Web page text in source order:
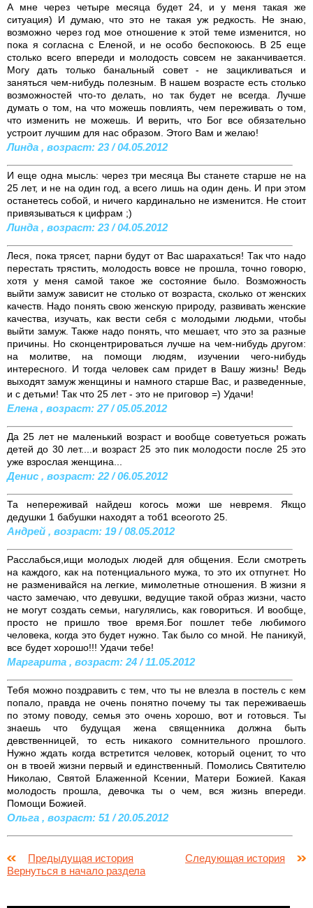
А мне через четыре месяца будет 24, и у меня такая же
ситуация) И думаю, что это не такая уж редкость. Не знаю,
возможно через год мое отношение к этой теме изменится, но
пока я согласна с Еленой, и не особо беспокоюсь. В 25 еще
столько всего впереди и молодость совсем не заканчивается.
Могу дать только банальный совет - не зацикливаться и
заняться чем-нибудь полезным. В нашем возрасте есть столько
возможностей что-то делать, но так будет не всегда. Лучше
думать о том, на что можешь повлиять, чем переживать о том,
что изменить не можешь. И верить, что Бог все обязательно
устроит лучшим для нас образом. Этого Вам и желаю!
Линда , возраст: 23 / 04.05.2012
И еще одна мысль: через три месяца Вы станете старше не на
25 лет, и не на один год, а всего лишь на один день. И при этом
останетесь собой, и ничего кардинально не изменится. Не стоит
привязываться к цифрам ;)
Линда , возраст: 23 / 04.05.2012
Леся, пока трясет, парни будут от Вас шарахаться! Так что надо
перестать трястить, молодость вовсе не прошла, точно говорю,
хотя у меня самой такое же состояние было. Возможность
выйти замуж зависит не столько от возраста, сколько от женских
качеств. Надо понять свою женскую природу, развивать женские
качества, изучать, как вести себя с молодыми людьми, чтобы
выйти замуж. Также надо понять, что мешает, что это за разные
причины. Но сконцентрироваться лучше на чем-нибудь другом:
на молитве, на помощи людям, изучении чего-нибудь
интересного. И тогда человек сам придет в Вашу жизнь! Ведь
выходят замуж женщины и намного старше Вас, и разведенные,
и с детьми! Так что 25 лет - это не приговор =) Удачи!
Елена , возраст: 27 / 05.05.2012
Да 25 лет не маленький возраст и вообще советуеться рожать
детей до 30 лет....и возраст 25 это пик молодости после 25 это
уже взрослая женщина...
Денис , возраст: 22 / 06.05.2012
Та непереживай найдеш когось можи ше невремя. Якщо
дедушки 1 бабушки находят а тоб1 всeогото 25.
Андрей , возраст: 19 / 08.05.2012
Расслабься,ищи молодых людей для общения. Если смотреть
на каждого, как на потенциального мужа, то это их отпугнет. Но
не разменивайся на легкие, мимолетные отношения. В жизни я
часто замечаю, что девушки, ведущие такой образ жизни, часто
не могут создать семьи, нагулялись, как говориться. И вообще,
просто не пришло твое время.Бог пошлет тебе любимого
человека, когда это будет нужно. Так было со мной. Не паникуй,
все будет хорошо!!! Удачи тебе!
Маргарита , возраст: 24 / 11.05.2012
Тебя можно поздравить с тем, что ты не влезла в постель с кем
попало, правда не очень понятно почему ты так переживаешь
по этому поводу, семья это очень хорошо, вот и готовься. Ты
знаешь что будущая жена священника должна быть
девственницей, то есть никакого сомнительного прошлого.
Нужно ждать когда встретится человек, который оценит, то что
он в твоей жизни первый и единственный. Помолись Святителю
Николаю, Святой Блаженной Ксении, Матери Божией. Какая
молодость прошла, девочка ты о чем, вся жизнь впереди.
Помощи Божией.
Ольга , возраст: 51 / 20.05.2012
Предыдущая история
Следующая история
Вернуться в начало раздела